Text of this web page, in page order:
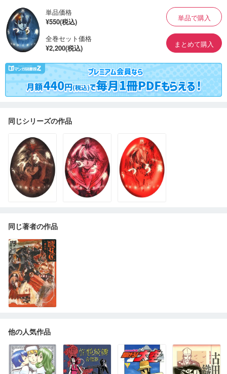
単品価格
¥550(税込)
単品で購入
全巻セット価格
¥2,200(税込)
まとめて購入
同じシリーズの作品
同じ著者の作品
他の人気作品